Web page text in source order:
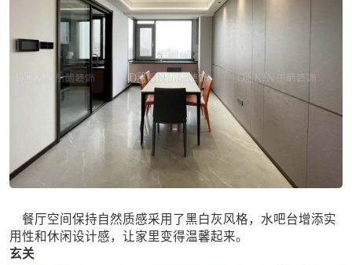
餐厅空间保持自然质感采用了黑白灰风格，水吧台增添实
用性和休闲设计感，让家里变得温馨起来。
玄关